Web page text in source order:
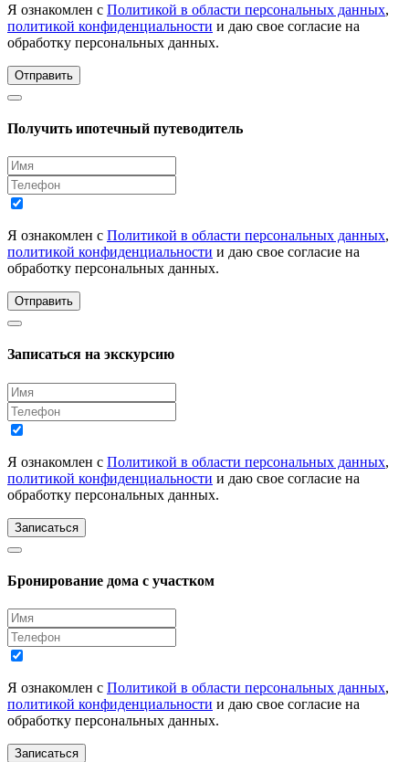
Я ознакомлен с Политикой в области персональных данных,
политикой конфиденциальности и даю свое согласие на
обработку персональных данных.
Отправить
Получить ипотечный путеводитель
Я ознакомлен с Политикой в области персональных данных,
политикой конфиденциальности и даю свое согласие на
обработку персональных данных.
Отправить
Записаться на экскурсию
Я ознакомлен с Политикой в области персональных данных,
политикой конфиденциальности и даю свое согласие на
обработку персональных данных.
Записаться
Бронирование дома с участком
Я ознакомлен с Политикой в области персональных данных,
политикой конфиденциальности и даю свое согласие на
обработку персональных данных.
Записаться